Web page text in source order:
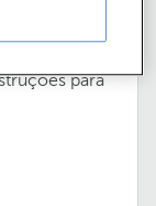
para